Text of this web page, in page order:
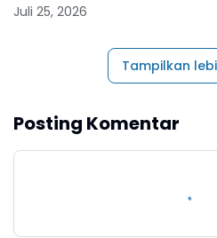
Juli 25, 2026
Tampilkan
Posting Komentar